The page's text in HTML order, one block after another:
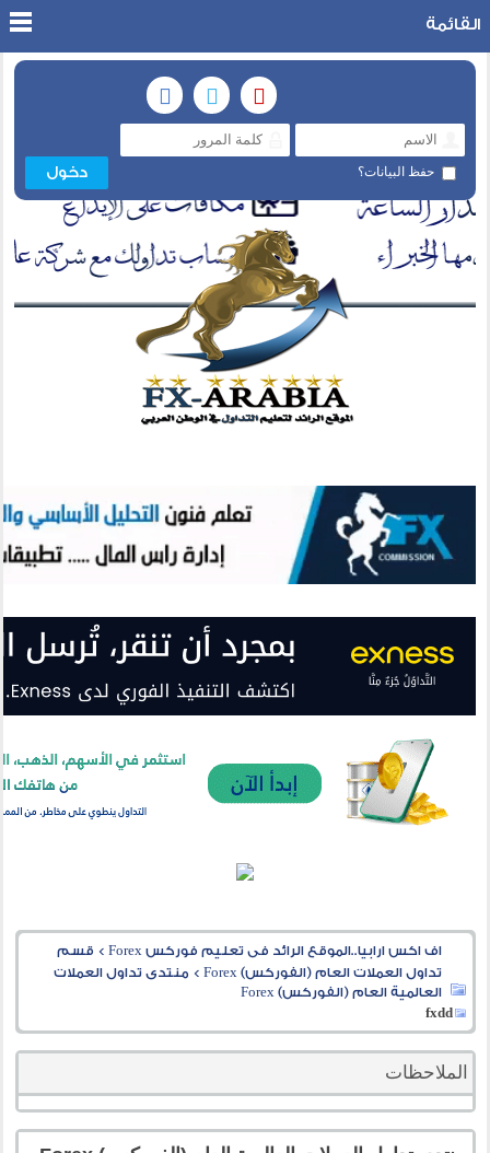
حفظ البيانات؟
القائمة
اف اكس ارابيا..الموقع الرائد فى تعليم فوركس Forex > قسم
تداول العملات العام (الفوركس) Forex
> منتدى تداول العملات
العالمية العام (الفوركس) Forex
fxdd
الملاحظات